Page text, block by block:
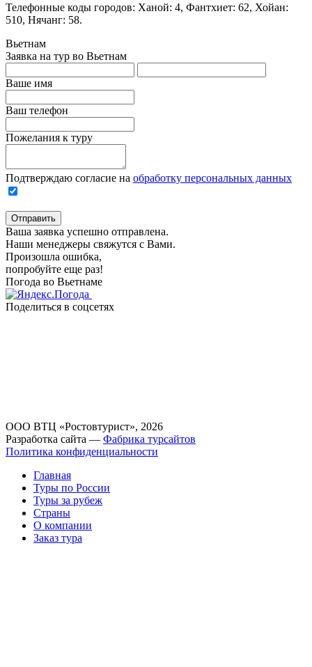
Телефонные коды городов: Ханой: 4, Фантхиет: 62, Хойан:
510, Нячанг: 58.
Вьетнам
Заявка на тур во Вьетнам
Ваше имя
Ваш телефон
Пожелания к туру
Подтверждаю согласие на обработку персональных данных
Отправить
Ваша заявка успешно отправлена.
Наши менеджеры свяжутся с Вами.
Произошла ошибка,
попробуйте еще раз!
Погода во Вьетнаме
Поделиться в соцсетях
ООО ВТЦ «Ростовтурист», 2026
Разработка сайта — Фабрика турсайтов
Политика конфиденциальности
Главная
Туры по России
Туры за рубеж
Страны
О компании
Заказ тура